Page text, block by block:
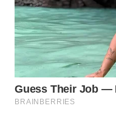
WN
SULUT
WN
MALUKU